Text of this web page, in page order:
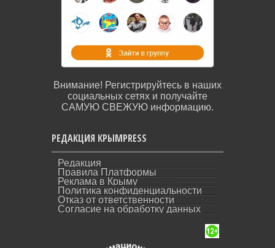
Внимание! Регистрируйтесь в наших
социальных сетях и получайте
САМУЮ СВЕЖУЮ информацию.
РЕДАКЦИЯ КРЫМPRESS
Редакция
Правила Платформы
Реклама в Крыму
Политика конфиденциальности
Отказ от ответственности
Согласие на обработку данных